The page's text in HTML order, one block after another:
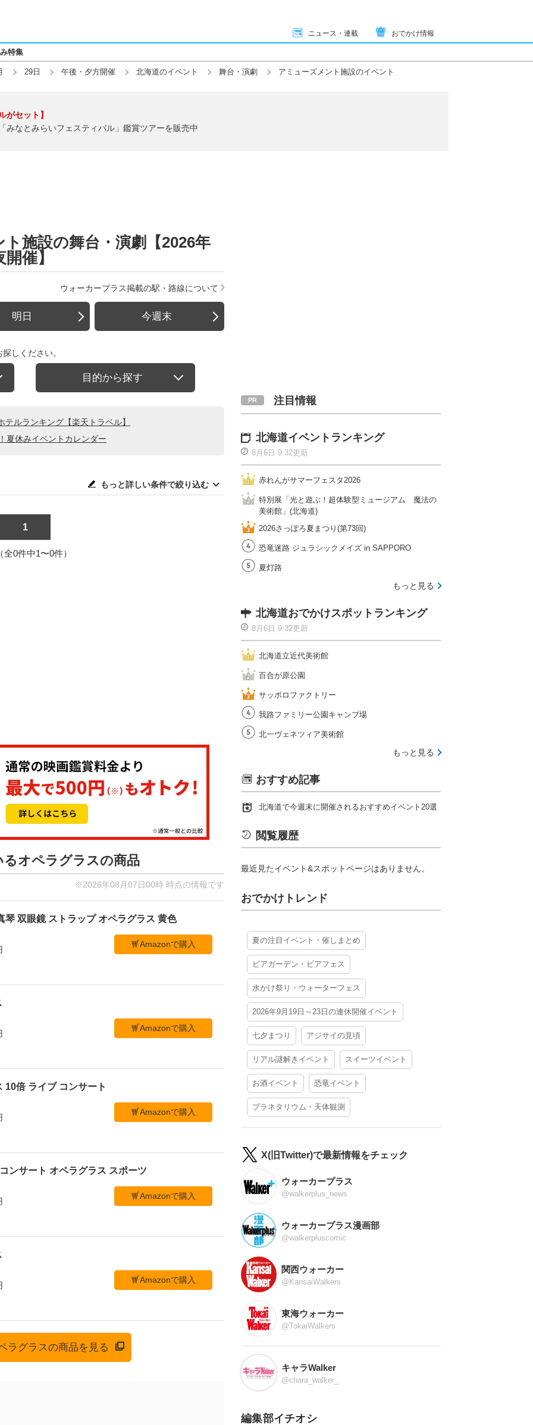
ニュース・連載 おでかけ情報
特集
29日 午後・夕方開催 北海道のイベント 舞台・演劇 アミューズメント施設のイベント
がセット】
みなとみらいフェスティバル」鑑賞ツアーを販売中
施設の舞台・演劇【2026年
催】
ウォーカープラス掲載の駅・路線について
明日 今週末
しください。
目的から探す
ルランキング【楽天トラベル】
夏休みイベントカレンダー
もっと詳しい条件で絞り込む
1
全0件中1〜0件）
オペラグラスの商品
※2026年08月07日00時 時点の情報です
琴 双眼鏡 ストラップ オペラグラス 黄色
Amazonで購入
Amazonで購入
10倍 ライブ コンサート
Amazonで購入
ンサート オペラグラス スポーツ
Amazonで購入
Amazonで購入
ラグラスの商品を見る
注目情報
北海道イベントランキング
8月6日 9:32更新
赤れんがサマーフェスタ2026
特別展「光と遊ぶ！超体験型ミュージアム 魔法の
美術館」(北海道)
2026さっぽろ夏まつり(第73回)
恐竜迷路 ジュラシックメイズ in SAPPORO
夏灯路
もっと見る
北海道おでかけスポットランキング
8月6日 9:32更新
北海道立近代美術館
百合が原公園
サッポロファクトリー
我路ファミリー公園キャンプ場
北一ヴェネツィア美術館
もっと見る
おすすめ記事
北海道で今週末に開催されるおすすめイベント20選
閲覧履歴
最近見たイベント&スポットページはありません。
おでかけトレンド
夏の注目イベント・催しまとめ
ビアガーデン・ビアフェス
水かけ祭り・ウォーターフェス
2026年9月19日～23日の連休開催イベント
七夕まつり アジサイの見頃
リアル謎解きイベント スイーツイベント
お酒イベント 恐竜イベント
プラネタリウム・天体観測
X(旧Twitter)で最新情報をチェック
ウォーカープラス
@walkerplus_news
ウォーカープラス漫画部
@walkerpluscomic
関西ウォーカー
@KansaiWalkers
東海ウォーカー
@TokaiWalkers
キャラWalker
@chara_walker_
編集部イチオシ